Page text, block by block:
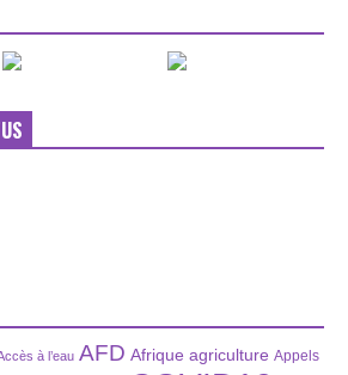
à l’eau AFD Afrique agriculture Appels